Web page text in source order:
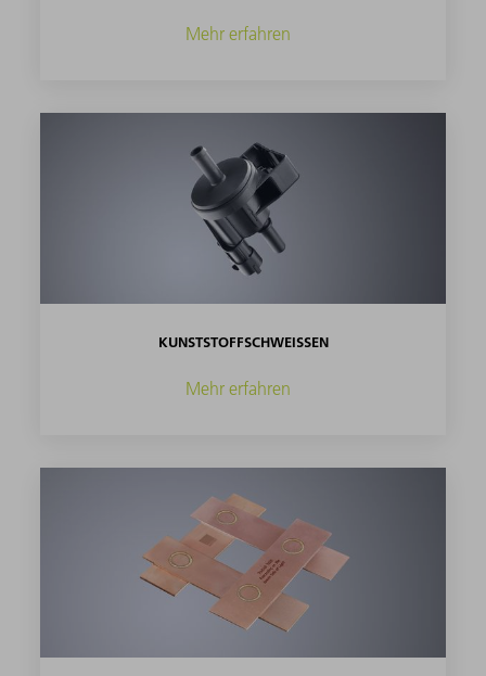
Mehr erfahren
KUNSTSTOFFSCHWEISSEN
Mehr erfahren